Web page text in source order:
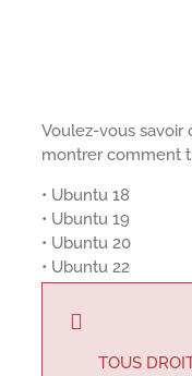
Voulez-vous savoir
montrer comment
• Ubuntu 18
• Ubuntu 19
• Ubuntu 20
• Ubuntu 22
TOUS